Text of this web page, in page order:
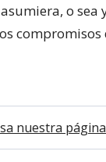
o sea
compromisos
nuestra